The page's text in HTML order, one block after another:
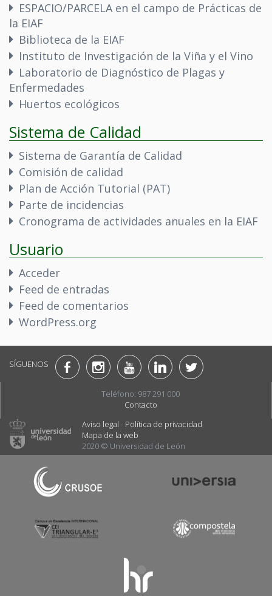
ESPACIO/PARCELA en el campo de Prácticas de
la EIAF
Biblioteca de la EIAF
Instituto de Investigación de la Viña y el Vino
Laboratorio de Diagnóstico de Plagas y
Enfermedades
Huertos ecológicos
Sistema de Calidad
Sistema de Garantía de Calidad
Comisión de calidad
Plan de Acción Tutorial (PAT)
Parte de incidencias
Cronograma de actividades anuales en la EIAF
Usuario
Acceder
Feed de entradas
Feed de comentarios
WordPress.org
SÍGUENOS
Teléfono: 987 291 000
Contacto
Aviso legal - Política de privacidad
Mapa de la web
2020 © Universidad de León